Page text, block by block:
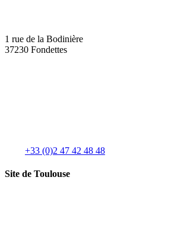
1 rue de la Bodinière
37230 Fondettes
+33 (0)2 47 42 48 48
Site de Toulouse